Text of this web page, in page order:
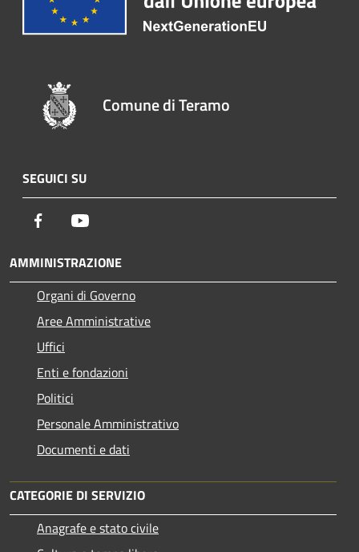
Comune di Teramo
SEGUICI SU
Facebook
AMMINISTRAZIONE
Organi di Governo
Aree Amministrative
Uffici
Enti e fondazioni
Politici
Personale Amministrativo
Documenti e dati
CATEGORIE DI SERVIZIO
Anagrafe e stato civile